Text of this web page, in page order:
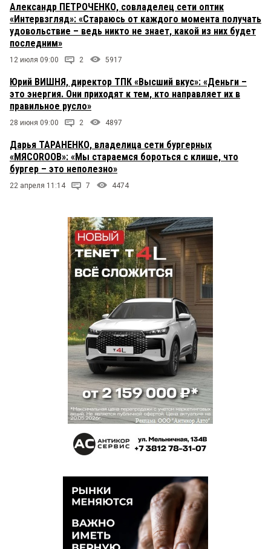
Александр ПЕТРОЧЕНКО, совладелец сети оптик
«Интервзгляд»: «Стараюсь от каждого момента получать
удовольствие – ведь никто не знает, какой из них будет
последним»
12 июля 09:00 2 5917
Юрий ВИШНЯ, директор ТПК «Высший вкус»: «Деньги –
это энергия. Они приходят к тем, кто направляет их в
правильное русло»
28 июня 09:00 2 4897
Дарья ТАРАНЕНКО, владелица сети бургерных
«МЯСОROOB»: «Мы стараемся бороться с клише, что
бургер – это неполезно»
22 апреля 11:14 7 4474